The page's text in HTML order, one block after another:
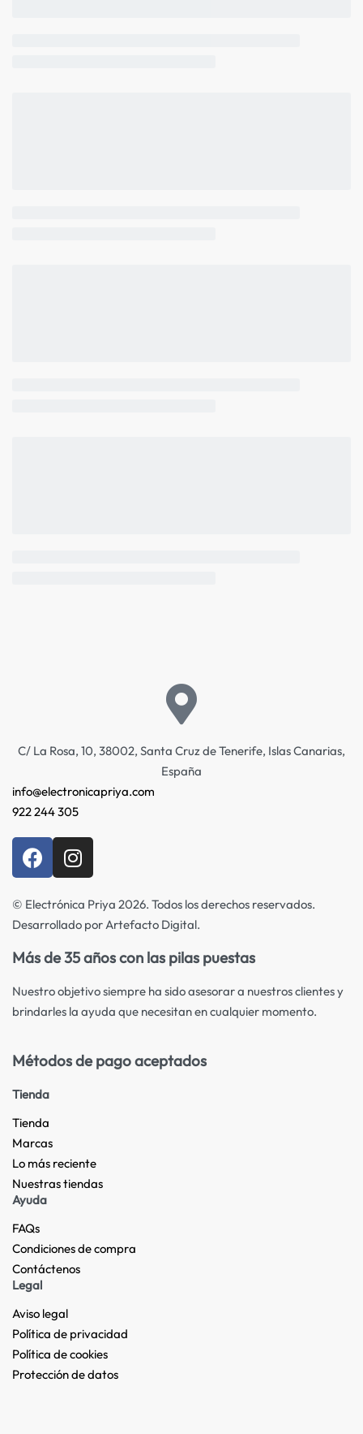
C/ La Rosa, 10, 38002, Santa Cruz de Tenerife, Islas Canarias,
España
info@electronicapriya.com
922 244 305
© Electrónica Priya 2026. Todos los derechos reservados.
Desarrollado por Artefacto Digital.
Más de 35 años con las pilas puestas
Nuestro objetivo siempre ha sido asesorar a nuestros clientes y
brindarles la ayuda que necesitan en cualquier momento.
Métodos de pago aceptados
Tienda
Tienda
Marcas
Lo más reciente​
Nuestras tiendas​
Ayuda
FAQs
Condiciones de compra
Contáctenos
Legal
Aviso legal
Política de privacidad
Política de cookies
Protección de datos